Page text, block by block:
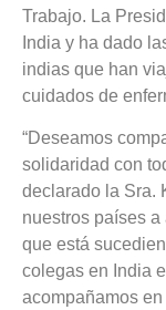
Trabajo. La
India y ha dado
indias que han
cuidados de
“Deseamos
solidaridad con
declarado la Sra.
nuestros países
que está
colegas en India
acompañamos